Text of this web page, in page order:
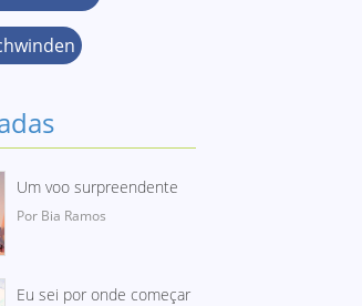
Um voo surpreendente
Por Bia Ramos
Eu sei por onde começar